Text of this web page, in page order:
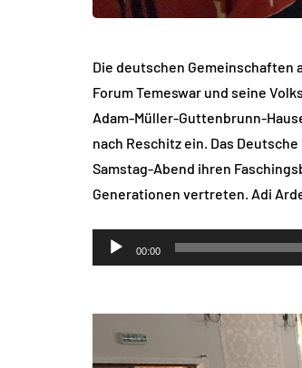
Die deutschen Gemeinschaften
Forum Temeswar und seine
Adam-Müller-Guttenbrunn-
nach Reschitz ein. Das
Samstag-Abend ihren
Generationen vertreten. Adi
Audio-
Player
00:00